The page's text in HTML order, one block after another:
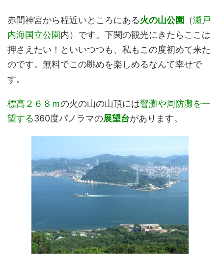
赤間神宮から程近いところにある火の山公園 （瀬戸
内海国立公園内）です。下関の観光にきたらここは
押さえたい！といいつつも、私もこの度初めて来た
のです。無料でこの眺めを楽しめるなんて幸せで
す。
標高２６８ｍの火の山の山頂には響灘や周防灘を一
望する360度パノラマの展望台があります。